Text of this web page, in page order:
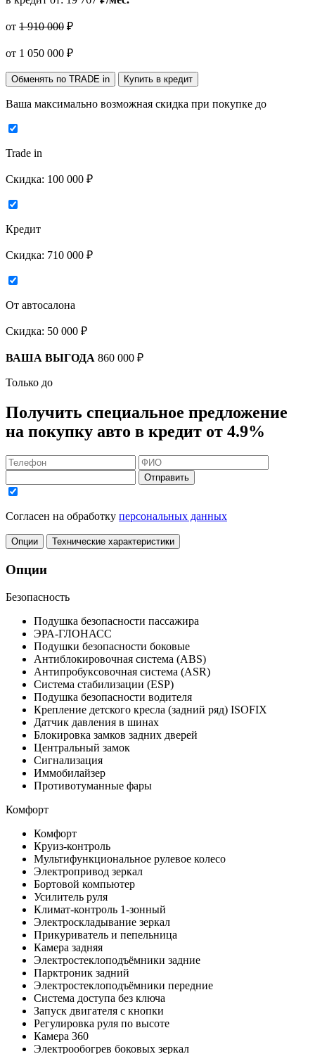
от 1 910 000 ₽
от 1 050 000 ₽
Обменять по TRADE in Купить в кредит
Ваша максимально возможная скидка при покупке до
Trade in
Скидка: 100 000 ₽
Кредит
Скидка: 710 000 ₽
От автосалона
Скидка: 50 000 ₽
ВАША ВЫГОДА 860 000 ₽
Только до
Получить специальное предложение
на покупку авто в кредит от 4.9%
Отправить
Согласен на обработку персональных данных
Опции Технические характеристики
Опции
Безопасность
Подушка безопасности пассажира
ЭРА-ГЛОНАСС
Подушки безопасности боковые
Антиблокировочная система (ABS)
Антипробуксовочная система (ASR)
Система стабилизации (ESP)
Подушка безопасности водителя
Крепление детского кресла (задний ряд) ISOFIX
Датчик давления в шинах
Блокировка замков задних дверей
Центральный замок
Сигнализация
Иммобилайзер
Противотуманные фары
Комфорт
Комфорт
Круиз-контроль
Мультифункциональное рулевое колесо
Электропривод зеркал
Бортовой компьютер
Усилитель руля
Климат-контроль 1-зонный
Электроскладывание зеркал
Прикуриватель и пепельница
Камера задняя
Электростеклоподъёмники задние
Парктроник задний
Электростеклоподъёмники передние
Система доступа без ключа
Запуск двигателя с кнопки
Регулировка руля по высоте
Камера 360
Электрообогрев боковых зеркал